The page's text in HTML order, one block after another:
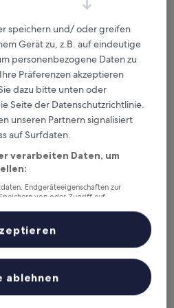
Blacktown entfernt
Preis
79 €
inkl. Steuern & Gebühren
speichern und/ oder greifen
Gerät zu, z.B. auf eindeutige
personenbezogene Daten zu
Präferenzen akzeptieren
dazu bitte unten oder
Seite der Datenschutzrichtlinie.
unseren Partnern signalisiert
auf Surfdaten.
verarbeiten Daten, um
Endgeräteeigenschaften zur
von oder Zugriff auf
und der Performance von Inhalten,
und Verbesserung von
ablehnen